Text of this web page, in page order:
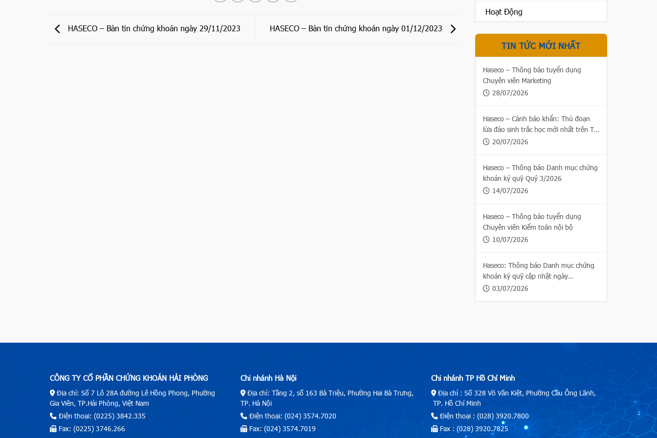
HASECO – Bản tin chứng khoán ngày 29/11/2023 HASECO – Bản tin chứng khoán ngày 01/12/2023
Hoạt Động
TIN TỨC MỚI NHẤT
Haseco – Thông báo tuyển dụng
Chuyên viên Marketing
28/07/2026
Haseco – Cảnh báo khẩn: Thủ đoạn
lừa đảo sinh trắc học mới nhất trên Thị
trường chứng khoán
20/07/2026
Haseco – Thông báo Danh mục chứng
khoán ký quỹ Quý 3/2026
14/07/2026
Haseco – Thông báo tuyển dụng
Chuyên viên Kiểm toán nội bộ
10/07/2026
Haseco: Thông báo Danh mục chứng
khoán ký quỹ cập nhật ngày
03/07/2026
03/07/2026
CÔNG TY CỔ PHẦN CHỨNG KHOÁN HẢI PHÒNG
Địa chỉ: Số 7 Lô 28A đường Lê Hồng Phong, Phường
Gia Viên, TP.Hải Phòng, Việt Nam
Điện thoại: (0225) 3842.335
Fax: (0225) 3746.266
Chi nhánh Hà Nội
Địa chỉ: Tầng 2, số 163 Bà Triệu, Phường Hai Bà Trưng,
TP. Hà Nội
Điện thoại: (024) 3574.7020
Fax: (024) 3574.7019
Chi nhánh TP Hồ Chí Minh
Địa chỉ : Số 328 Võ Văn Kiệt, Phường Cầu Ông Lãnh,
TP. Hồ Chí Minh
Điện thoại : (028) 3920.7800
Fax : (028) 3920.7825